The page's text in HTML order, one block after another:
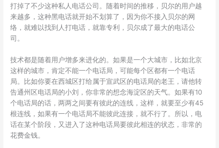
打掉了不少这种私人电话公司。随着时间的推移，贝尔的用户越
来越多，这种黑电话就开始不划算了，因为你不接入贝尔的网
络，就难以找到人打电话，就靠专利，贝尔成了最大的电话公
司。
技术都是随着用户增多来进化的。如果是一个大城市，比如北京
这样的城市，肯定不能一个电话局，可能每个区都有一个电话
局。比如你要在西城区打给属于宣武区的电话局的老王，请他转
告通州区电话局的小刘，你非常的想念海淀区的天气。如果有10
个电话局的话，两两之间要有彼此的连线，这样，就要至少有45
根连线，如果有一个电话局不能彼此连接，就不行了。所以，电
话在某个阶段，又进入了这种电话局要彼此相连的状态，非常的
花费金钱。